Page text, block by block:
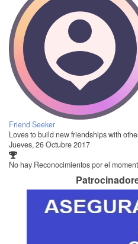
Friend Seeker
Loves to build new friendships with
Jueves, 26 Octubre 2017
No hay Reconocimientos por el